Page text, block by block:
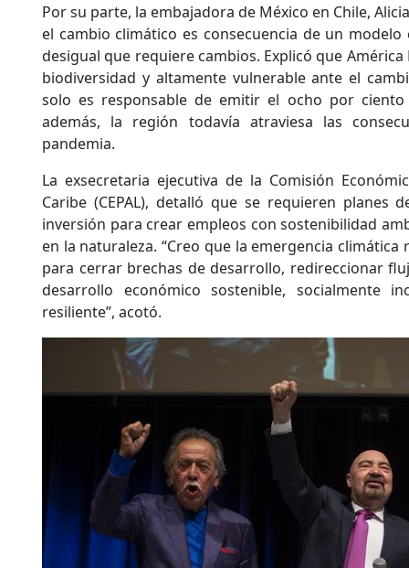
Por su parte, la embajadora de México en Chile,
el cambio climático es consecuencia de un
desigual que requiere cambios. Explicó que
biodiversidad y altamente vulnerable ante el
solo es responsable de emitir el ocho por ciento
además, la región todavía atraviesa las
pandemia.
La exsecretaria ejecutiva de la Comisión
Caribe (CEPAL), detalló que se requieren planes
inversión para crear empleos con sostenibilidad
en la naturaleza. “Creo que la emergencia
para cerrar brechas de desarrollo, redireccionar
desarrollo económico sostenible, socialmente
resiliente”, acotó.